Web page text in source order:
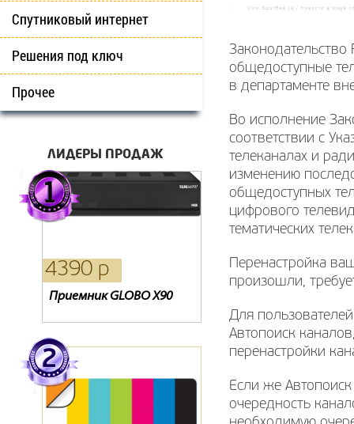
Спутниковый интернет
Решения под ключ
Прочее
ЛИДЕРЫ ПРОДАЖ
4390 р
Приемник GLOBO X90
1270 р
Oriel 202
1530 р
Ресивер ORIEL 751
Законодательство
общедоступные
в департаменте
Во исполнение
соответствии с
телеканалах и
изменению
общедоступных
цифрового
тематических
Перенастройка
произошли,
Для
Автопоиск
перенастройки
Если же
очередность